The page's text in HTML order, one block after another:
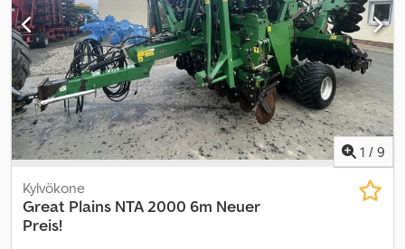
1 / 9
Kylvökone
Great Plains NTA 2000 6m Neuer
Preis!